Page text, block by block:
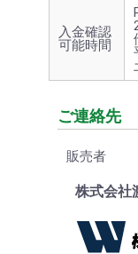
入金確認
可能時間
ご連絡先
販売者
株式会社